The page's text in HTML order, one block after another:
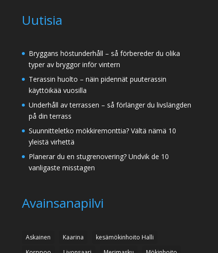
Uutisia
Bryggans höstunderhåll – så förbereder du olika
typer av bryggor inför vintern
Terassin huolto – näin pidennät puuterassin
käyttöikää vuosilla
Underhåll av terrassen – så förlänger du livslängden
på din terrass
Suunnitteletko mökkiremonttia? Vältä nämä 10
yleistä virhettä
Planerar du en stugrenovering? Undvik de 10
vanligaste misstagen
Avainsanapilvi
Askainen Kaarina
kesämökinhoito Halli